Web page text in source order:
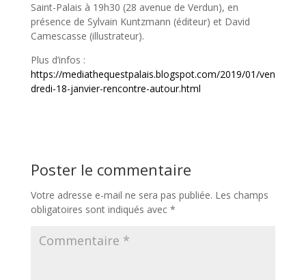
Saint-Palais à 19h30 (28 avenue de Verdun), en
présence de Sylvain Kuntzmann (éditeur) et David
Camescasse (illustrateur).
Plus d’infos :
https://mediathequestpalais.blogspot.com/2019/01/ven
dredi-18-janvier-rencontre-autour.html
Poster le commentaire
Votre adresse e-mail ne sera pas publiée. Les champs
obligatoires sont indiqués avec *